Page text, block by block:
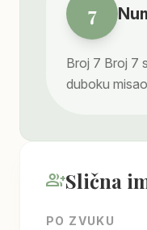
7
Broj 7 Broj 7
duboku
group_addSlična
PO ZVUKU